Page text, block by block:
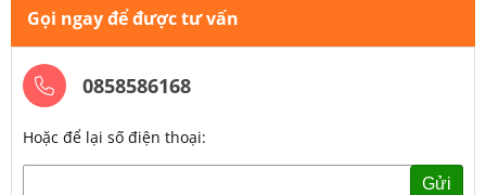
Gọi ngay để được tư vấn
0858586168
Hoặc để lại số điện thoại:
Gửi